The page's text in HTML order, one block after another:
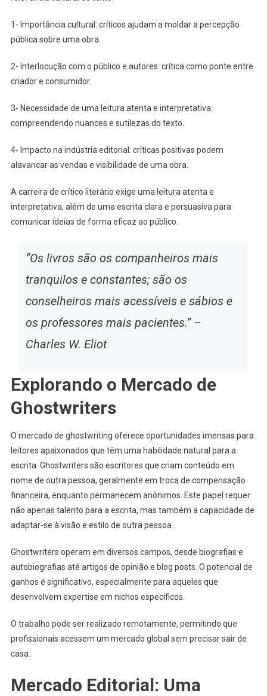
1- Importância cultural: críticos ajudam a moldar a percepção
pública sobre uma obra.
2- Interlocução com o público e autores: crítica como ponte entre
criador e consumidor.
3- Necessidade de uma leitura atenta e interpretativa:
compreendendo nuances e sutilezas do texto.
4- Impacto na indústria editorial: críticas positivas podem
alavancar as vendas e visibilidade de uma obra.
A carreira de crítico literário exige uma leitura atenta e
interpretativa, além de uma escrita clara e persuasiva para
comunicar ideias de forma eficaz ao público.
“Os livros são os companheiros mais
tranquilos e constantes; são os
conselheiros mais acessíveis e sábios e
os professores mais pacientes.” –
Charles W. Eliot
Explorando o Mercado de
Ghostwriters
O mercado de ghostwriting oferece oportunidades imensas para
leitores apaixonados que têm uma habilidade natural para a
escrita. Ghostwriters são escritores que criam conteúdo em
nome de outra pessoa, geralmente em troca de compensação
financeira, enquanto permanecem anônimos. Este papel requer
não apenas talento para a escrita, mas também a capacidade de
adaptar-se à visão e estilo de outra pessoa.
Ghostwriters operam em diversos campos, desde biografias e
autobiografias até artigos de opinião e blog posts. O potencial de
ganhos é significativo, especialmente para aqueles que
desenvolvem expertise em nichos específicos.
O trabalho pode ser realizado remotamente, permitindo que
profissionais acessem um mercado global sem precisar sair de
casa.
Mercado Editorial: Uma